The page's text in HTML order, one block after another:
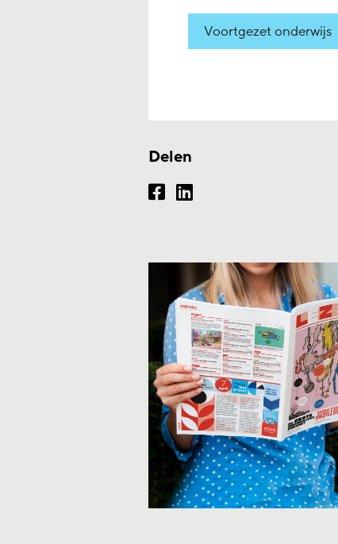
Voortgezet onderwijs
Delen